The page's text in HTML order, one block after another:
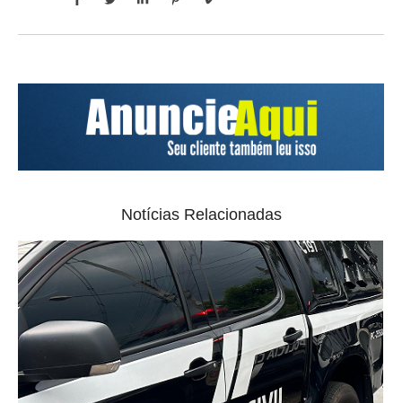
Notícias Relacionadas